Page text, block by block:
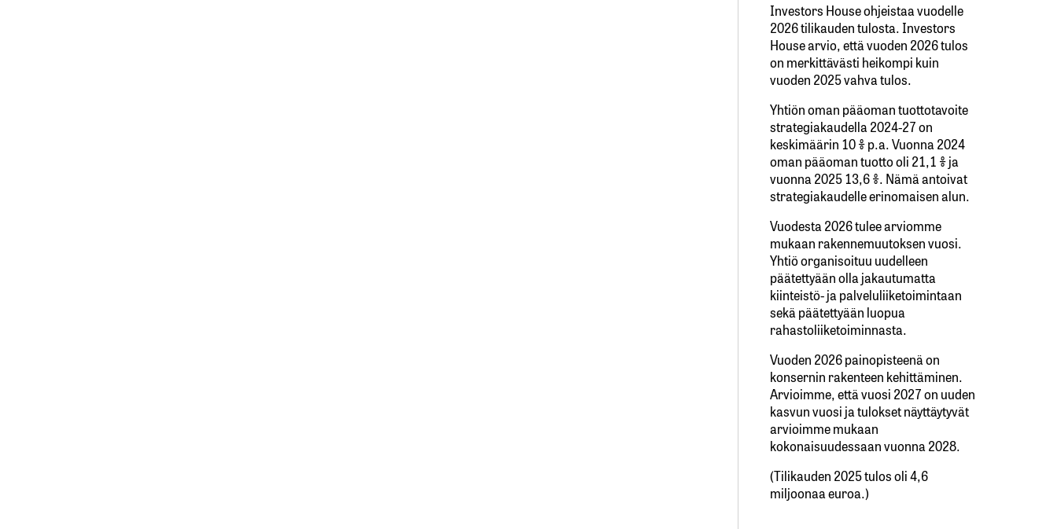
Investors House ohjeistaa vuodelle
2026 tilikauden tulosta. Investors
House arvio, että vuoden 2026 tulos
on merkittävästi heikompi kuin
vuoden 2025 vahva tulos.
Yhtiön oman pääoman tuottotavoite
strategiakaudella 2024-27 on
keskimäärin 10 % p.a. Vuonna 2024
oman pääoman tuotto oli 21,1 % ja
vuonna 2025 13,6 %. Nämä antoivat
strategiakaudelle erinomaisen alun.
Vuodesta 2026 tulee arviomme
mukaan rakennemuutoksen vuosi.
Yhtiö organisoituu uudelleen
päätettyään olla jakautumatta
kiinteistö- ja palveluliiketoimintaan
sekä päätettyään luopua
rahastoliiketoiminnasta.
Vuoden 2026 painopisteenä on
konsernin rakenteen kehittäminen.
Arvioimme, että vuosi 2027 on uuden
kasvun vuosi ja tulokset näyttäytyvät
arvioimme mukaan
kokonaisuudessaan vuonna 2028.
(Tilikauden 2025 tulos oli 4,6
miljoonaa euroa.)